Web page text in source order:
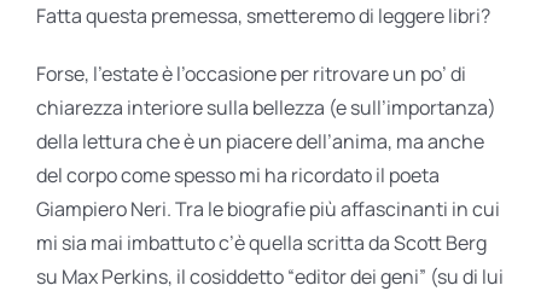
Fatta questa premessa, smetteremo di leggere libri?
Forse, l’estate è l’occasione per ritrovare un po’ di
chiarezza interiore sulla bellezza (e sull’importanza)
della lettura che è un piacere dell’anima, ma anche
del corpo come spesso mi ha ricordato il poeta
Giampiero Neri. Tra le biografie più affascinanti in cui
mi sia mai imbattuto c’è quella scritta da Scott Berg
su Max Perkins, il cosiddetto “editor dei geni” (su di lui